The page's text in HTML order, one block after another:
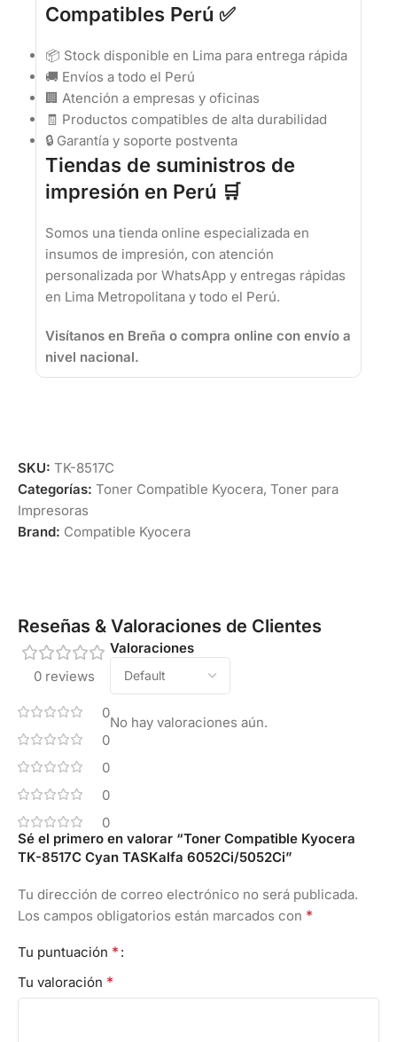
Compatibles Perú ✅
📦 Stock disponible en Lima para entrega rápida
🚚 Envíos a todo el Perú
🏢 Atención a empresas y oficinas
🧾 Productos compatibles de alta durabilidad
🔒 Garantía y soporte postventa
Tiendas de suministros de
impresión en Perú 🛒
Somos una tienda online especializada en
insumos de impresión, con atención
personalizada por WhatsApp y entregas rápidas
en Lima Metropolitana y todo el Perú.
Visítanos en Breña o compra online con envío a
nivel nacional.
SKU: TK-8517C
Categorías: Toner Compatible Kyocera, Toner para
Impresoras
Brand: Compatible Kyocera
Reseñas & Valoraciones de Clientes
0 reviews
0
0
0
0
0
Valoraciones
No hay valoraciones aún.
Sé el primero en valorar “Toner Compatible Kyocera
TK-8517C Cyan TASKalfa 6052Ci/5052Ci”
Tu dirección de correo electrónico no será publicada.
Los campos obligatorios están marcados con *
Tu puntuación *
Tu valoración *